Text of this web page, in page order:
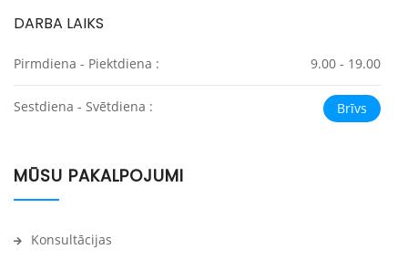
DARBA LAIKS
Pirmdiena - Piektdiena : 9.00 - 19.00
Sestdiena - Svētdiena : Brīvs
MŪSU PAKALPOJUMI
Konsultācijas